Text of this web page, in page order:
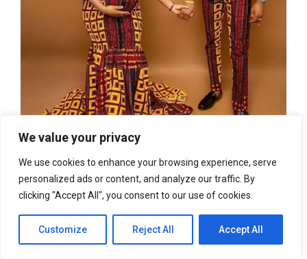
We value your privacy
We use cookies to enhance your browsing experience, serve
personalized ads or content, and analyze our traffic. By
clicking "Accept All", you consent to our use of cookies.
Customize Reject All Accept All